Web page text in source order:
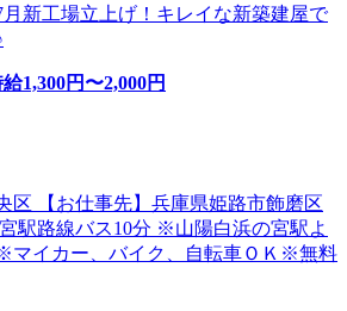
新工場立上げ！キレイな新築建屋で
給1,300円〜2,000円
区 【お仕事先】兵庫県姫路市飾磨区
駅路線バス10分 ※山陽白浜の宮駅よ
マイカー、バイク、自転車ＯＫ※無料